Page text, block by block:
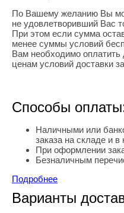
По Вашему желанию Вы
не удовлетворивший Вас
При этом если сумма
менее суммы условий
Вам необходимо оплатить
ценам условий доставки
Способы
Наличными или
заказа на складе и в
При оформлении
Безналичным
Подробнее
Варианты